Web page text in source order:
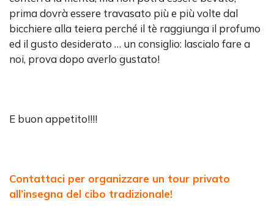
prima dovrà essere travasato più e più volte dal
bicchiere alla teiera perché il tè raggiunga il profumo
ed il gusto desiderato … un consiglio: lascialo fare a
noi, prova dopo averlo gustato!
E buon appetito!!!!
Contattaci per organizzare un tour privato
all’insegna del cibo tradizionale!